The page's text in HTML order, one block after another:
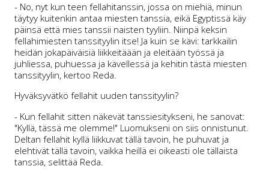
- No, nyt kun teen fellahitanssin, jossa on miehiä, minun
täytyy kuitenkin antaa miesten tanssia, eikä Egyptissä käy
päinsä että mies tanssii naisten tyyliin. Niinpä keksin
fellahimiesten tanssityylin itse! Ja kuin se kävi: tarkkailin
heidän jokapäiväisiä liikkeitäään ja eleitään työssä ja
juhliessa, puhuessa ja kävellessä ja kehitin tästä miesten
tanssityylin, kertoo Reda.
Hyväksyvätkö fellahit uuden tanssityylin?
- Kun fellahit sitten näkevät tanssiesitykseni, he sanovat:
"Kyllä, tässä me olemme!" Luomukseni on siis onnistunut.
Deltan fellahit kyllä liikkuvat tällä tavoin, he puhuvat ja
elehtivät tällä tavoin, vaikka heillä ei oikeasti ole tällaista
tanssia, selittää Reda.